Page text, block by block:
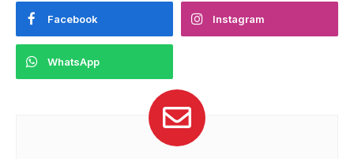
Facebook Instagram
WhatsApp